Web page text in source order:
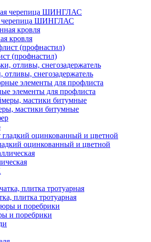
черепица ШИНГЛАС
кровля
(профнастил)
отливы, снегозадержатель
элементы для профлиста
мастики битумные
оцинкованный и цветной
плитка тротуарная
и поребрики